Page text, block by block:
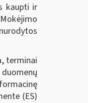
kaupti ir
terminai
(ES)